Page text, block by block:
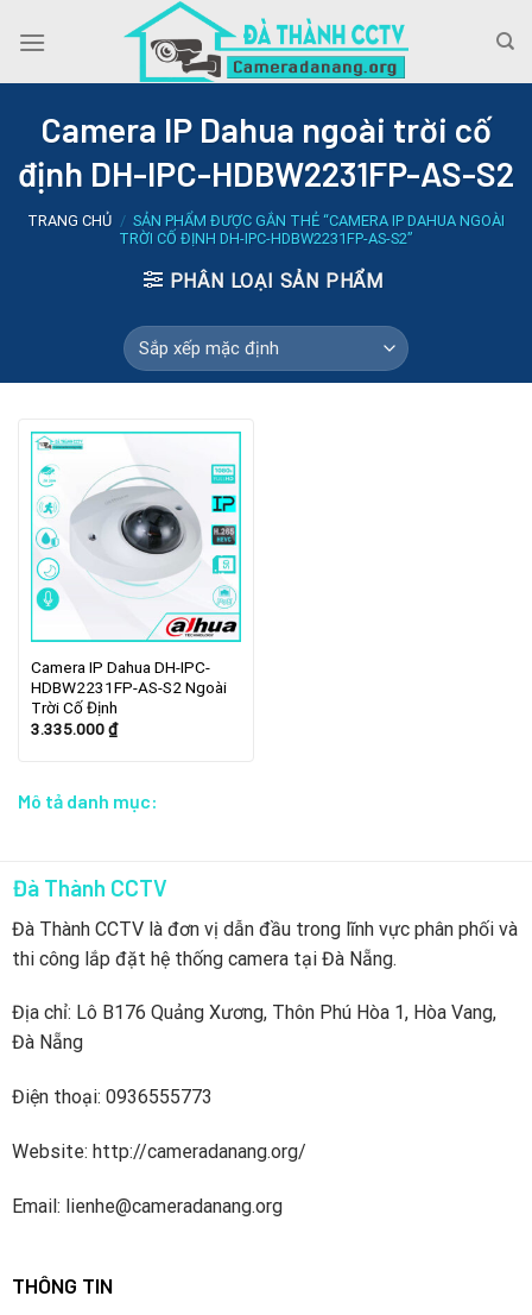
Camera IP Dahua ngoài trời cố
định DH-IPC-HDBW2231FP-AS-S2
TRANG CHỦ / SẢN PHẨM ĐƯỢC GẮN THẺ “CAMERA IP DAHUA NGOÀI
TRỜI CỐ ĐỊNH DH-IPC-HDBW2231FP-AS-S2”
PHÂN LOẠI SẢN PHẨM
Camera IP Dahua DH-IPC-
HDBW2231FP-AS-S2 Ngoài
Trời Cố Định
3.335.000₫
Mô tả danh mục:
Đà Thành CCTV
Đà Thành CCTV là đơn vị dẫn đầu trong lĩnh vực phân phối và
thi công lắp đặt hệ thống camera tại Đà Nẵng.
Địa chỉ: Lô B176 Quảng Xương, Thôn Phú Hòa 1, Hòa Vang,
Đà Nẵng
Điện thoại: 0936555773
Website: http://cameradanang.org/
Email: lienhe@cameradanang.org
THÔNG TIN